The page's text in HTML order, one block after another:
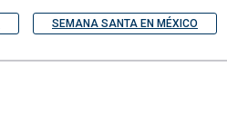
SEMANA SANTA EN MÉXICO